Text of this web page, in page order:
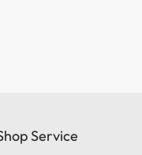
Service